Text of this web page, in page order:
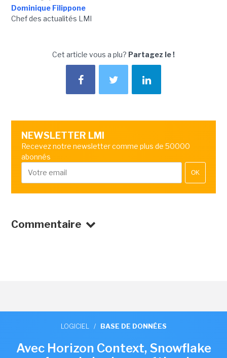
Dominique Filippone
Chef des actualités LMI
Cet article vous a plu? Partagez le !
NEWSLETTER LMI
Recevez notre newsletter comme plus de 50000
abonnés
OK
Commentaire
LOGICIEL / BASE DE DONNÉES
Avec Horizon Context, Snowflake